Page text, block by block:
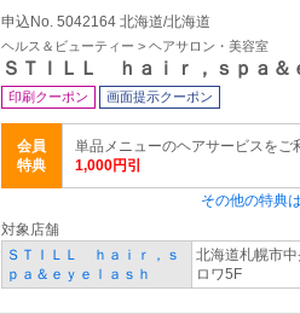
申込No. 5042164 北海道/北海道
ヘルス＆ビューティー > ヘアサロン・美容室
ＳＴＩＬＬ ｈａｉｒ，ｓｐａ＆
印刷クーポン 画面提示クーポン
会員
特典
単品メニューのヘアサービスをご
1,000円引
その他の特典
対象店舗
ＳＴＩＬＬ ｈａｉｒ，ｓ
ｐａ＆ｅｙｅｌａｓｈ
北海道札幌市
ロワ5F